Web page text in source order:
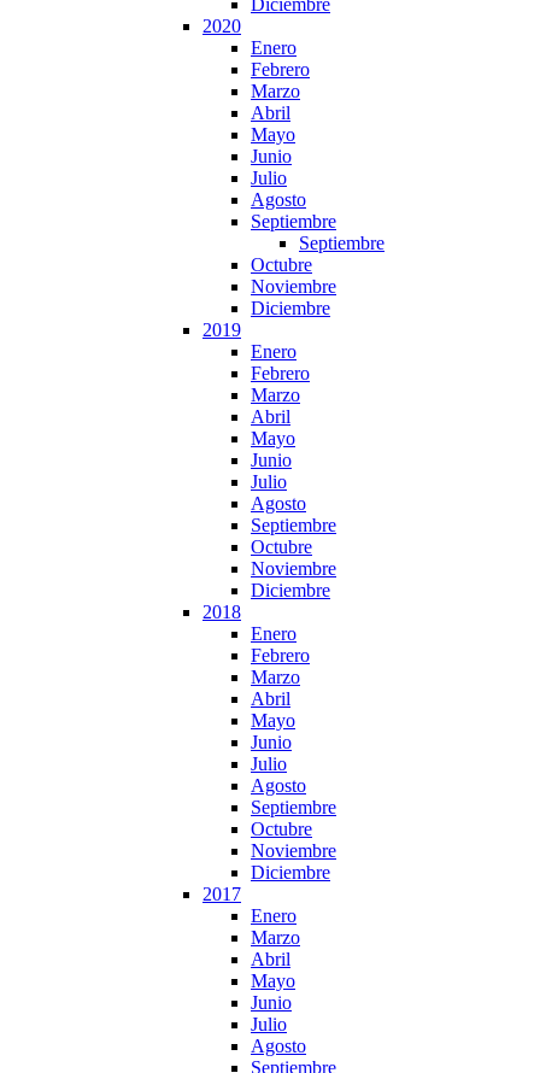
Diciembre
2020
Enero
Febrero
Marzo
Abril
Mayo
Junio
Julio
Agosto
Septiembre
Septiembre
Octubre
Noviembre
Diciembre
2019
Enero
Febrero
Marzo
Abril
Mayo
Junio
Julio
Agosto
Septiembre
Octubre
Noviembre
Diciembre
2018
Enero
Febrero
Marzo
Abril
Mayo
Junio
Julio
Agosto
Septiembre
Octubre
Noviembre
Diciembre
2017
Enero
Marzo
Abril
Mayo
Junio
Julio
Agosto
Septiembre